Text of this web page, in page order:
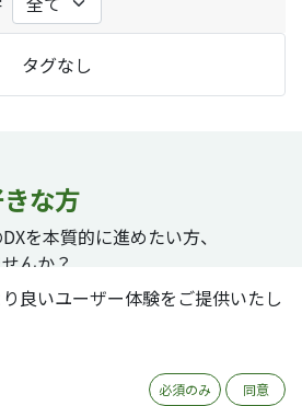
タグなし
な方
を本質的に進めたい方、
んか？
良いユーザー体験をご提供いたし
必須のみ 同意